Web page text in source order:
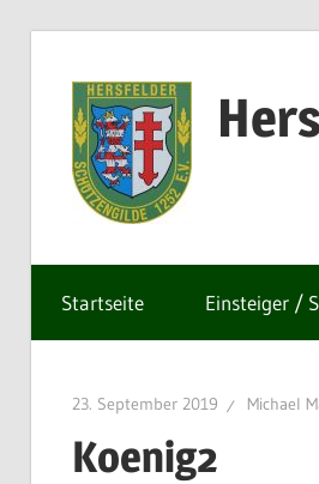
Inhalt
springen
Startseite Einsteiger /
23. September 2019 Michael
Koenig2